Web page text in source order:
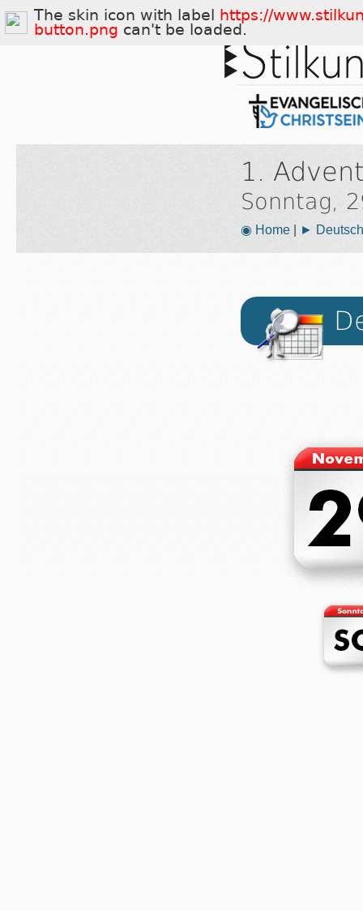
1.
Sonntag,
◉ Home| ►
The skin icon with label
https://
button.png can't be loaded.